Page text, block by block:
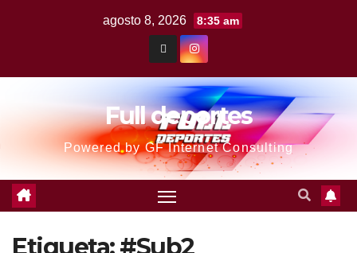
agosto 8, 2026 8:35 am
Full deportes
Powered by GF Internet Consulting